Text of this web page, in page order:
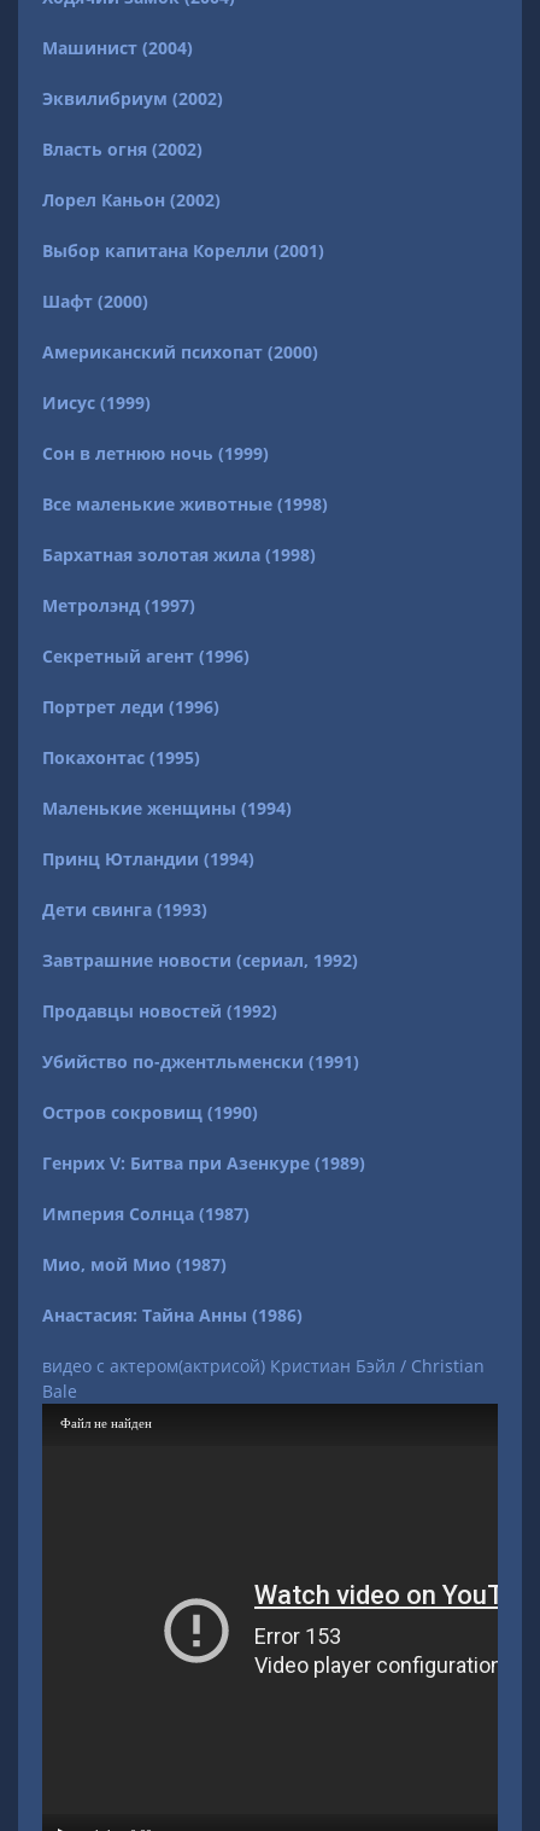
Машинист (2004)
Эквилибриум (2002)
Власть огня (2002)
Лорел Каньон (2002)
Выбор капитана Корелли (2001)
Шафт (2000)
Американский психопат (2000)
Иисус (1999)
Сон в летнюю ночь (1999)
Все маленькие животные (1998)
Бархатная золотая жила (1998)
Метролэнд (1997)
Секретный агент (1996)
Портрет леди (1996)
Покахонтас (1995)
Маленькие женщины (1994)
Принц Ютландии (1994)
Дети свинга (1993)
Завтрашние новости (сериал, 1992)
Продавцы новостей (1992)
Убийство по-джентльменски (1991)
Остров сокровищ (1990)
Генрих V: Битва при Азенкуре (1989)
Империя Солнца (1987)
Мио, мой Мио (1987)
Анастасия: Тайна Анны (1986)
видео с актером(актрисой) Кристиан Бэйл / Christian
Bale